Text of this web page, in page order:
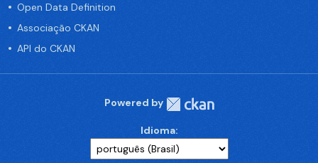
Open Data Definition
Associação CKAN
API do CKAN
Powered by
Idioma